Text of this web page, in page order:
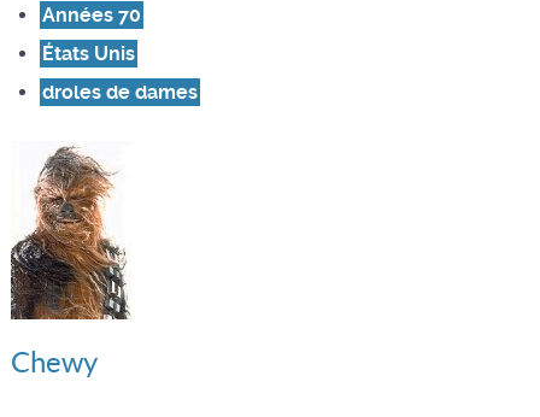
Années 70
États Unis
droles de dames
Chewy